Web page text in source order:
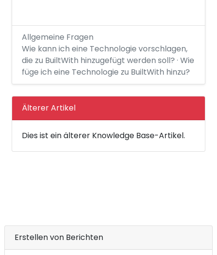
Allgemeine Fragen
Wie kann ich eine Technologie vorschlagen,
die zu BuiltWith hinzugefügt werden soll? · Wie
füge ich eine Technologie zu BuiltWith hinzu?
Älterer Artikel
Dies ist ein älterer Knowledge Base-Artikel.
Erstellen von Berichten